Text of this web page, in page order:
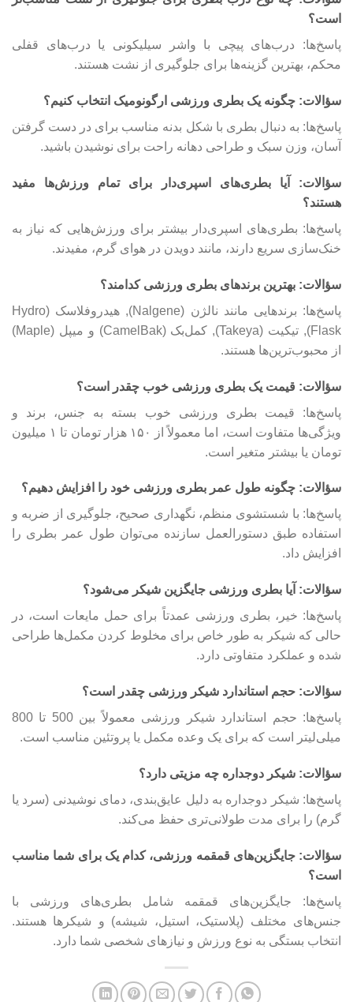
است؟
پاسخ‌ها: درب‌های پیچی با واشر سیلیکونی یا درب‌های قفلی
محکم، بهترین گزینه‌ها برای جلوگیری از نشت هستند.
سؤالات: چگونه یک بطری ورزشی ارگونومیک انتخاب کنیم؟
پاسخ‌ها: به دنبال بطری با شکل بدنه مناسب برای در دست گرفتن
آسان، وزن سبک و طراحی دهانه راحت برای نوشیدن باشید.
سؤالات: آیا بطری‌های اسپری‌دار برای تمام ورزش‌ها مفید
هستند؟
پاسخ‌ها: بطری‌های اسپری‌دار بیشتر برای ورزش‌هایی که نیاز به
خنک‌سازی سریع دارند، مانند دویدن در هوای گرم، مفیدند.
سؤالات: بهترین برندهای بطری ورزشی کدامند؟
پاسخ‌ها: برندهایی مانند نالژن (Nalgene), هیدروفلاسک (Hydro
Flask), تیکیت (Takeya), کمل‌بک (CamelBak) و میپل (Maple)
از محبوب‌ترین‌ها هستند.
سؤالات: قیمت یک بطری ورزشی خوب چقدر است؟
پاسخ‌ها: قیمت بطری ورزشی خوب بسته به جنس، برند و
ویژگی‌ها متفاوت است، اما معمولاً از ۱۵۰ هزار تومان تا ۱ میلیون
تومان یا بیشتر متغیر است.
سؤالات: چگونه طول عمر بطری ورزشی خود را افزایش دهیم؟
پاسخ‌ها: با شستشوی منظم، نگهداری صحیح، جلوگیری از ضربه و
استفاده طبق دستورالعمل سازنده می‌توان طول عمر بطری را
افزایش داد.
سؤالات: آیا بطری ورزشی جایگزین شیکر می‌شود؟
پاسخ‌ها: خیر، بطری ورزشی عمدتاً برای حمل مایعات است، در
حالی که شیکر به طور خاص برای مخلوط کردن مکمل‌ها طراحی
شده و عملکرد متفاوتی دارد.
سؤالات: حجم استاندارد شیکر ورزشی چقدر است؟
پاسخ‌ها: حجم استاندارد شیکر ورزشی معمولاً بین 500 تا 800
میلی‌لیتر است که برای یک وعده مکمل یا پروتئین مناسب است.
سؤالات: شیکر دوجداره چه مزیتی دارد؟
پاسخ‌ها: شیکر دوجداره به دلیل عایق‌بندی، دمای نوشیدنی (سرد یا
گرم) را برای مدت طولانی‌تری حفظ می‌کند.
سؤالات: جایگزین‌های قمقمه ورزشی، کدام یک برای شما مناسب
است؟
پاسخ‌ها: جایگزین‌های قمقمه شامل بطری‌های ورزشی با
جنس‌های مختلف (پلاستیک، استیل، شیشه) و شیکرها هستند.
انتخاب بستگی به نوع ورزش و نیازهای شخصی شما دارد.